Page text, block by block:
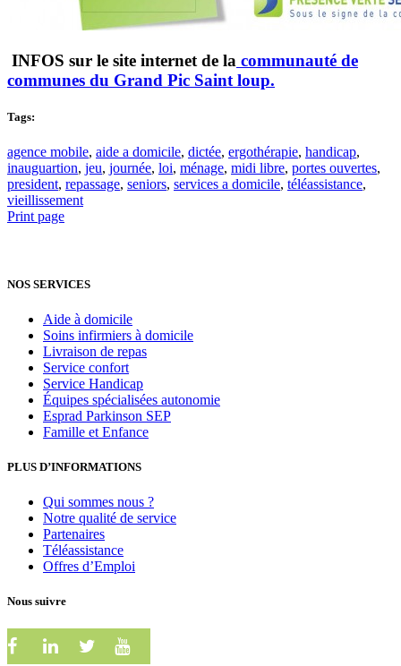
INFOS sur le site internet de la communauté de
communes du Grand Pic Saint loup.
Tags:
agence mobile, aide a domicile, dictée, ergothérapie, handicap,
inauguartion, jeu, journée, loi, ménage, midi libre, portes ouvertes,
president, repassage, seniors, services a domicile, téléassistance,
vieillissement
Print page
NOS SERVICES
Aide à domicile
Soins infirmiers à domicile
Livraison de repas
Service confort
Service Handicap
Équipes spécialisées autonomie
Esprad Parkinson SEP
Famille et Enfance
PLUS D’INFORMATIONS
Qui sommes nous ?
Notre qualité de service
Partenaires
Téléassistance
Offres d’Emploi
Nous suivre